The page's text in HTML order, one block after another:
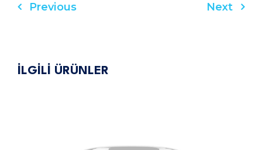
Yazı
Previous Next
İLGİLİ ÜRÜNLER